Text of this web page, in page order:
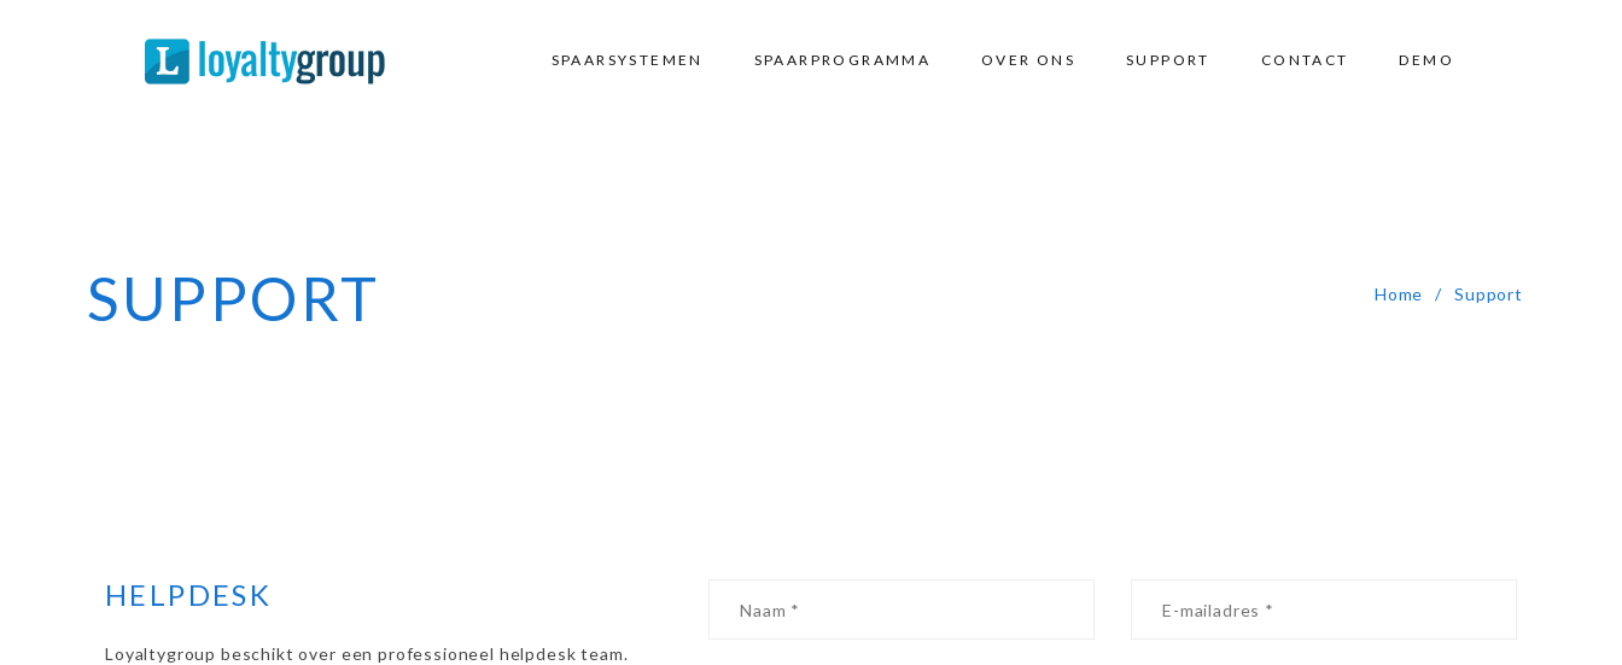
Spaarprogramma
SPAARSYSTEMEN SPAARPROGRAMMA OVER ONS SUPPORT CONTACT DEMO
SUPPORT Home Support
HELPDESK
Loyaltygroup beschikt over een professioneel helpdesk team.